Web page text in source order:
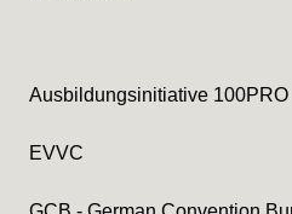
Ausbildungsinitiative 100PRO
EVVC